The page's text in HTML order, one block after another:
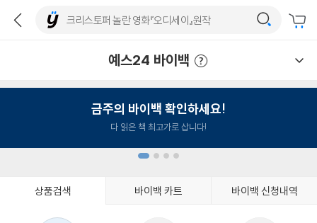
예스24 바이백
금주의 바이백 확인하세요!
다 읽은 책 최고가로 삽니다!
상품검색 바이백 카트 바이백 신청내역